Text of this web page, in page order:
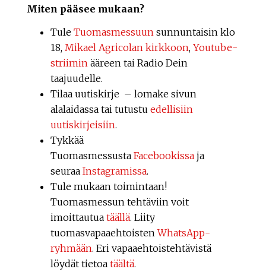
Miten pääsee mukaan?
Tule Tuomasmessuun sunnuntaisin klo
18, Mikael Agricolan kirkkoon, Youtube-
striimin ääreen tai Radio Dein
taajuudelle.
Tilaa uutiskirje – lomake sivun
alalaidassa tai tutustu edellisiin
uutiskirjeisiin.
Tykkää
Tuomasmessusta Facebookissa ja
seuraa Instagramissa.
Tule mukaan toimintaan!
Tuomasmessun tehtäviin voit
imoittautua täällä. Liity
tuomasvapaaehtoistenWhatsApp-
ryhmään. Eri vapaaehtoistehtävistä
löydät tietoa täältä.